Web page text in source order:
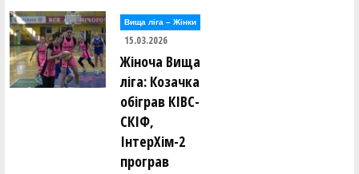
Вища лiга – Жiнки
15.03.2026
Жіноча Вища
ліга: Козачка
обіграв КІВС-
СКІФ,
ІнтерХім-2
програв